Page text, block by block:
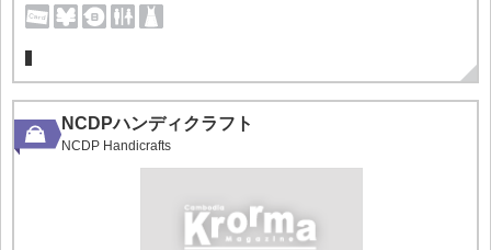
NCDPハンディクラフト
NCDP Handicrafts